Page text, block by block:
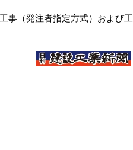
事（発注者指定方式）および工